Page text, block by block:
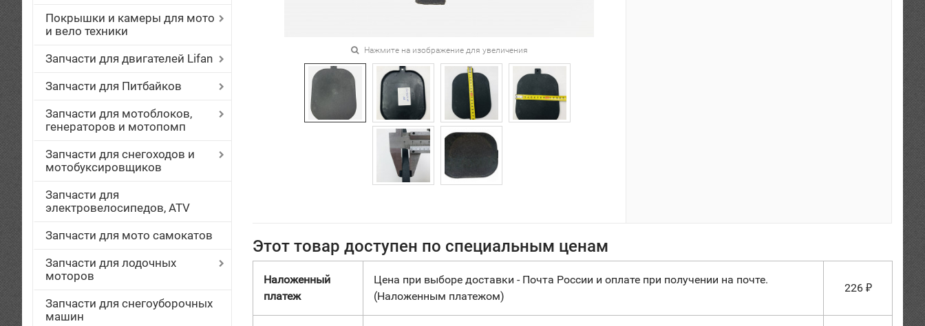
Покрышки и камеры для мото
и вело техники
Запчасти для двигателей Lifan
Запчасти для Питбайков
Запчасти для мотоблоков,
генераторов и мотопомп
Запчасти для снегоходов и
мотобуксировщиков
Запчасти для
электровелосипедов, ATV
Запчасти для мото самокатов
Запчасти для лодочных
моторов
Запчасти для снегоуборочных
машин
Нажмите на изображение для увеличения
Этот товар доступен по специальным ценам
Наложенный
платеж
Цена при выборе доставки - Почта России и оплате при получении на почте.
(Наложенным платежом)
226 ₽